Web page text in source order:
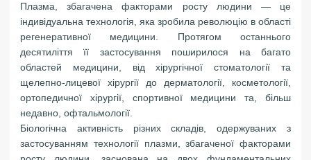
Плазма, збагачена факторами росту людини — це
індивідуальна технологія, яка зробила революцію в області
регенеративної медицини. Протягом останнього
десятиліття її застосування поширилося на багато
областей медицини, від хірургічної стоматології та
щелепно-лицевої хірургії до дерматології, косметології,
ортопедичної хірургії, спортивної медицини та, більш
недавно, офтальмології.
Біологічна активність різних складів, одержуваних з
застосуванням технології плазми, збагаченої факторами